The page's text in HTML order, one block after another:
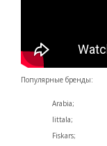
Популярные бренды:
Arabia;
Iittala;
Fiskars;